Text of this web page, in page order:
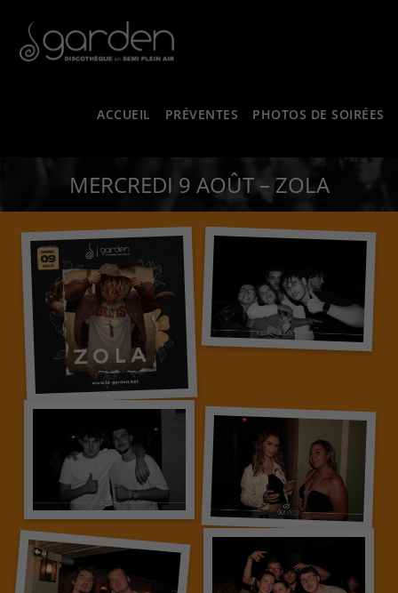
ACCUEIL PRÉVENTES PHOTOS DE SOIRÉES
MERCREDI 9 AOÛT – ZOLA